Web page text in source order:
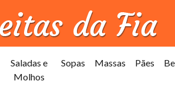
Saladas e
Molhos
Sopas Massas Pães